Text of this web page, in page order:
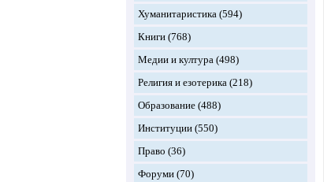
Хуманитаристика (594)
Книги (768)
Медии и култура (498)
Религия и езотерика (218)
Образование (488)
Институции (550)
Право (36)
Форуми (70)